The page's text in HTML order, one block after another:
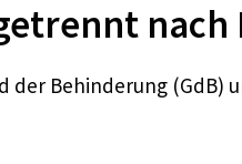
der Behinderung